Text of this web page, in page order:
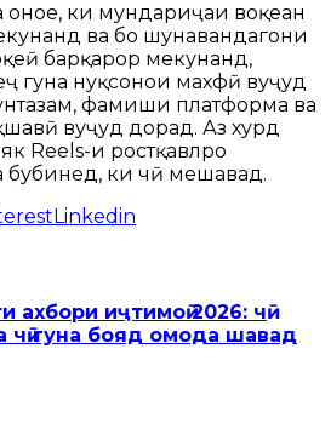
ки мундариҷаи воқеан
ва бо шунавандагони
барқарор мекунанд,
гуна нуқсонҳои махфӣ вуҷуд
фаҳмиши платформа ва
вуҷуд дорад. Аз хурд
Reels-и ростқавлро
бубинед, ки чӣ мешавад.
Linkedin
иҷтимоӣ 2026: чӣ
чӣ гуна бояд омода шавад